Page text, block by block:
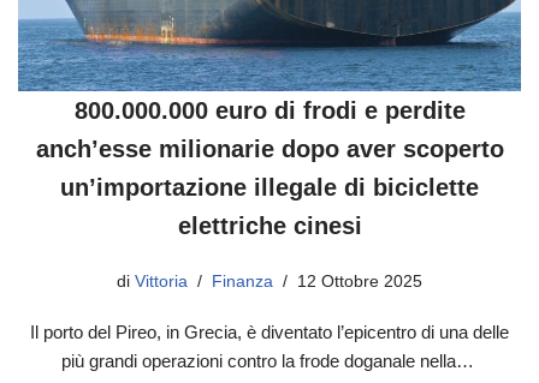
800.000.000 euro di frodi e perdite
anch’esse milionarie dopo aver scoperto
un’importazione illegale di biciclette
elettriche cinesi
di Vittoria Finanza 12 Ottobre 2025
Il porto del Pireo, in Grecia, è diventato l’epicentro di una delle
più grandi operazioni contro la frode doganale nella…